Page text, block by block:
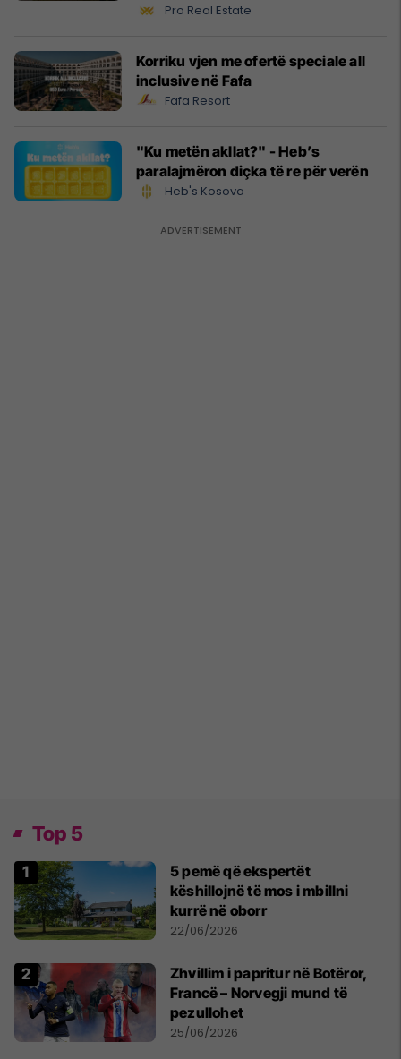
Pro Real Estate
Korriku vjen me ofertë speciale all
inclusive në Fafa
Fafa Resort
"Ku metën akllat?" - Heb’s
paralajmëron diçka të re për verën
Heb's Kosova
Top 5
5 pemë që ekspertët
këshillojnë të mos i mbillni
kurrë në oborr
22/06/2026
Zhvillim i papritur në Botëror,
Francë – Norvegji mund të
pezullohet
25/06/2026